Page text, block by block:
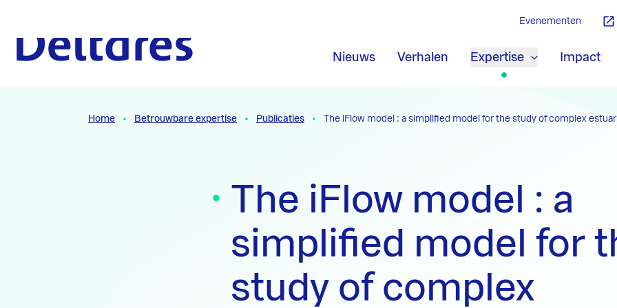
Nieuws Verhalen Expertise Impact
Evenementen
Home Betrouwbare expertise Publicaties The iFlow model : a simplified model for the study of complex
The iFlow model : a
simplified model for
study of complex